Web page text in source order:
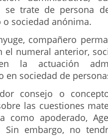
se trate de persona
sociedad anónima.
compañero
el numeral anterior,
en la actuación
en sociedad de
consejo o
las cuestiones
como apoderado,
Sin embargo, no